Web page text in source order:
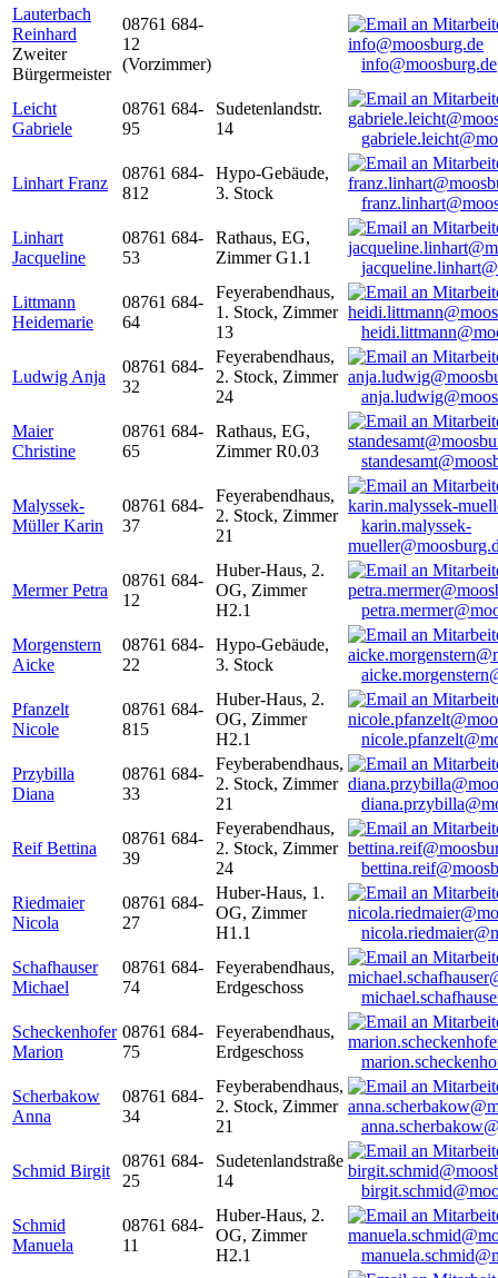
Lauterbach
Reinhard
Zweiter
Bürgermeister
08761 684-
12
(Vorzimmer)
info@moosburg.de
Leicht
Gabriele
08761 684-
95
Sudetenlandstr.
14
Linhart Franz
08761 684-
812
Hypo-Gebäude,
3. Stock
Linhart
Jacqueline
08761 684-
53
Rathaus, EG,
Zimmer G1.1
Littmann
Heidemarie
08761 684-
64
Feyerabendhaus,
1. Stock, Zimmer
13
Ludwig Anja
08761 684-
32
Feyerabendhaus,
2. Stock, Zimmer
24
Maier
Christine
08761 684-
65
Rathaus, EG,
Zimmer R0.03
Malyssek-
Müller Karin
08761 684-
37
Feyerabendhaus,
2. Stock, Zimmer
21
karin.malyssek-
Mermer Petra
08761 684-
12
Huber-Haus, 2.
OG, Zimmer
H2.1
Morgenstern
Aicke
08761 684-
22
Hypo-Gebäude,
3. Stock
Pfanzelt
Nicole
08761 684-
815
Huber-Haus, 2.
OG, Zimmer
H2.1
Przybilla
Diana
08761 684-
33
Feyberabendhaus,
2. Stock, Zimmer
21
Reif Bettina
08761 684-
39
Feyerabendhaus,
2. Stock, Zimmer
24
Riedmaier
Nicola
08761 684-
27
Huber-Haus, 1.
OG, Zimmer
H1.1
Schafhauser
Michael
08761 684-
74
Feyerabendhaus,
Erdgeschoss
Scheckenhofer
Marion
08761 684-
75
Feyerabendhaus,
Erdgeschoss
Scherbakow
Anna
08761 684-
34
Feyberabendhaus,
2. Stock, Zimmer
21
Schmid Birgit
08761 684-
25
Sudetenlandstraße
14
Schmid
Manuela
08761 684-
11
Huber-Haus, 2.
OG, Zimmer
H2.1